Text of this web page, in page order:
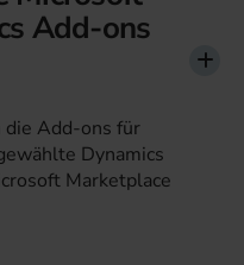
Add-ons
die Add-ons für
Dynamics
Marketplace